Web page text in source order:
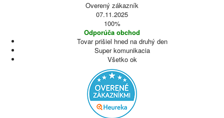
Overený zákazník
07.11.2025
100%
Odporúča obchod
Tovar prišiel hned na druhý den
Super komunikacia
Všetko ok